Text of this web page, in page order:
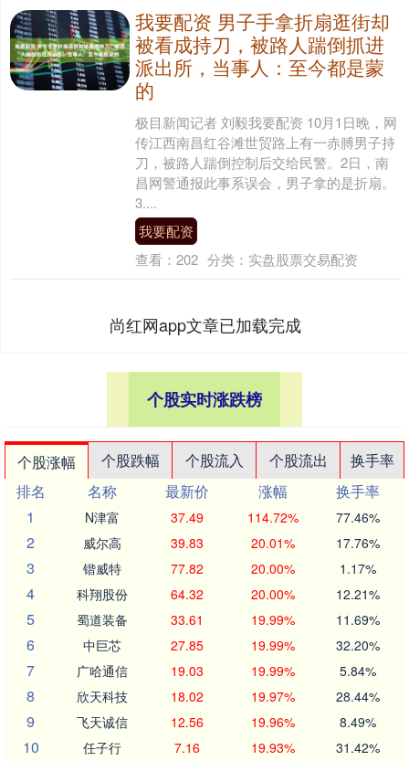
我要配资 男子手拿折扇逛街却
被看成持刀，被路人踹倒抓进
派出所，当事人：至今都是蒙
的
极目新闻记者 刘毅我要配资 10月1日晚，网
传江西南昌红谷滩世贸路上有一赤膊男子持
刀，被路人踹倒控制后交给民警。2日，南
昌网警通报此事系误会，男子拿的是折扇。
3....
我要配资
查看： 202 分类： 实盘股票交易配资
尚红网app文章已加载完成
个股实时涨跌榜
个股涨幅 个股跌幅 个股流入 个股流出
换手率
排名
名称 最新价 涨幅
换手率
1
N津富 37.49 114.72% 77.46%
2 威尔高 39.83 20.01% 17.76%
3 锴威特 77.82 20.00% 1.17%
4 科翔股份 64.32 20.00% 12.21%
5 蜀道装备 33.61 19.99% 11.69%
6 中巨芯 27.85 19.99% 32.20%
7 广哈通信 19.03 19.99% 5.84%
8 欣天科技 18.02 19.97% 28.44%
9 飞天诚信 12.56 19.96% 8.49%
10 任子行 7.16 19.93% 31.42%